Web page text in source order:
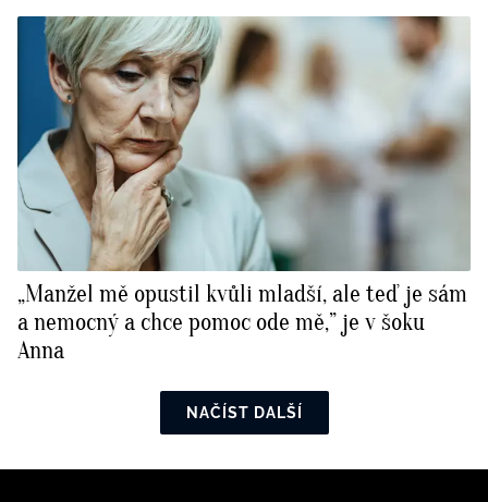
„Manžel mě opustil kvůli mladší, ale teď je sám
a nemocný a chce pomoc ode mě,” je v šoku
Anna
NAČÍST DALŠÍ